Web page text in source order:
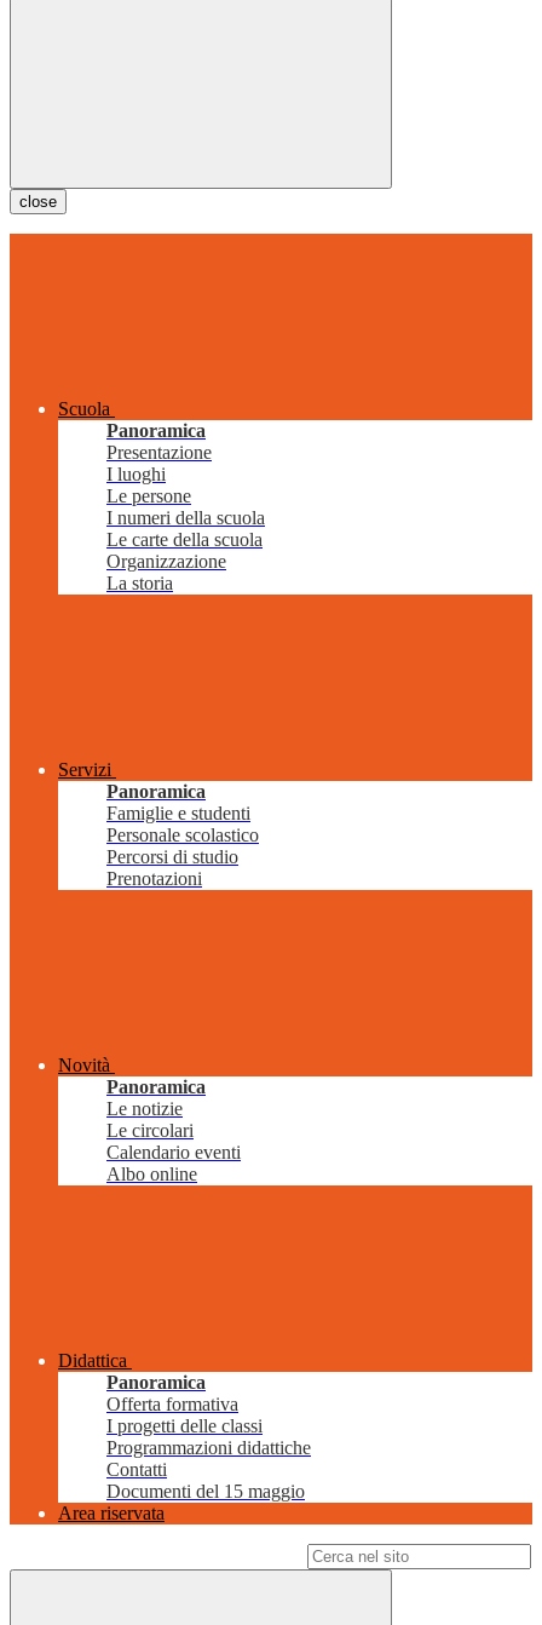
close
Scuola
Panoramica
Presentazione
I luoghi
Le persone
I numeri della scuola
Le carte della scuola
Organizzazione
La storia
Servizi
Panoramica
Famiglie e studenti
Personale scolastico
Percorsi di studio
Prenotazioni
Novità
Panoramica
Le notizie
Le circolari
Calendario eventi
Albo online
Didattica
Panoramica
Offerta formativa
I progetti delle classi
Programmazioni didattiche
Contatti
Documenti del 15 maggio
Area riservata